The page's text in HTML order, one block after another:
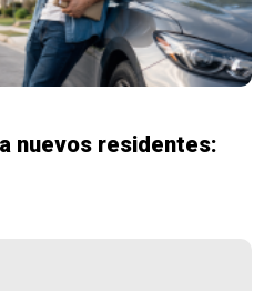
nuevos residentes: